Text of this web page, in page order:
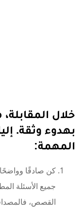
خلال
بهدوء وثقة.
المهمة:
كن صادقًا
جميع الأسئلة
القصص،